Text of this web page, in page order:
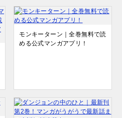
モンキーターン｜全巻無料で読
める公式マンガアプリ！